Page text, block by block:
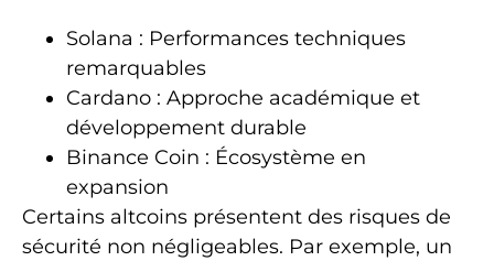
Solana : Performances techniques
remarquables
Cardano : Approche académique et
développement durable
Binance Coin : Écosystème en
expansion
Certains altcoins présentent des risques de
sécurité non négligeables. Par exemple, un